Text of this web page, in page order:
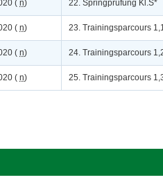
( n) 22. Springprüfung Kl.S*
( n) 23. Trainingsparcours
( n) 24. Trainingsparcours
( n) 25. Trainingsparcours